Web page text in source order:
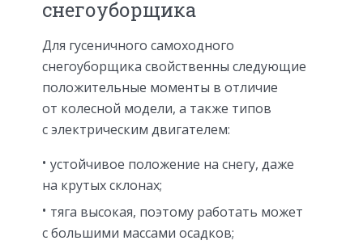
снегоуборщика
Для гусеничного самоходного
снегоуборщика свойственны следующие
положительные моменты в отличие
от колесной модели, а также типов
с электрическим двигателем:
устойчивое положение на снегу, даже
на крутых склонах;
тяга высокая, поэтому работать может
с большими массами осадков;